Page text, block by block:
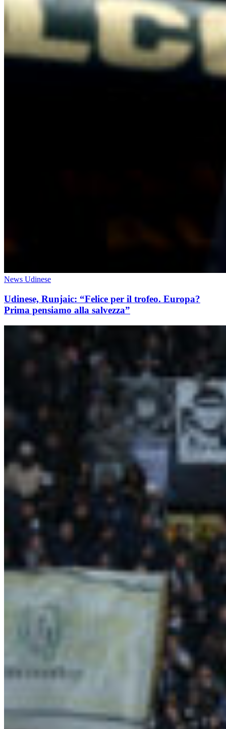
News Udinese
Udinese, Runjaic: “Felice per il trofeo. Europa?
Prima pensiamo alla salvezza”